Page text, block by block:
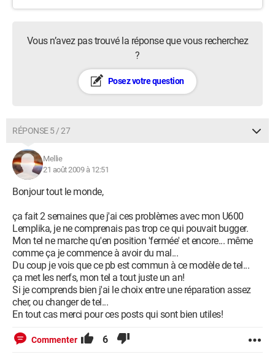
Vous n’avez pas trouvé la réponse que vous recherchez
?
Posez votre question
RÉPONSE 5 / 27
Mellie
21 août 2009 à 12:51
Bonjour tout le monde,
ça fait 2 semaines que j'ai ces problèmes avec mon U600
Lemplika, je ne comprenais pas trop ce qui pouvait bugger.
Mon tel ne marche qu'en position 'fermée' et encore... même
comme ça je commence à avoir du mal...
Du coup je vois que ce pb est commun à ce modèle de tel...
ça met les nerfs, mon tel a tout juste un an!
Si je comprends bien j'ai le choix entre une réparation assez
cher, ou changer de tel...
En tout cas merci pour ces posts qui sont bien utiles!
Commenter 6